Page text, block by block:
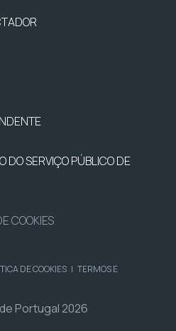
DO SERVIÇO PÚBLICO DE
COOKIES
DE COOKIES | TERMOS E
Portugal 2026